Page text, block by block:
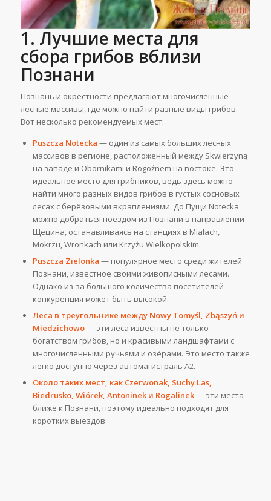
1. Лучшие места для
сбора грибов вблизи
Познани
Познань и окрестности предлагают многочисленные
лесные массивы, где можно найти разные виды грибов.
Вот несколько рекомендуемых мест:
Puszcza Notecka — один из самых больших лесных
массивов в регионе, расположенный между Skwierzyną
на западе и Obornikami и Rogoźnem на востоке. Это
идеальное место для грибников, ведь здесь можно
найти много разных видов грибов в густых сосновых
лесах с берёзовыми вкраплениями. До Пущи Notecka
можно добраться поездом из Познани в направлении
Щецина, останавливаясь на станциях в Miałach,
Mokrzu, Wronkach или Krzyżu Wielkopolskim.
Puszcza Zielonka — популярное место среди жителей
Познани, известное своими живописными лесами.
Однако из-за большого количества посетителей
конкуренция может быть высокой.
Леса в треугольнике между Nowy Tomyśl, Zbąszyń и
Miedzichowo— эти леса известны не только
богатством грибов, но и красивыми ландшафтами с
многочисленными ручьями и озёрами. Это место также
легко доступно через автомагистраль A2.
Около таких мест, как Czerwonak, Suchy Las,
Biedrusko, Wiórek, Antoninek и Rogalinek— эти места
ближе к Познани, поэтому идеально подходят для
коротких выездов.